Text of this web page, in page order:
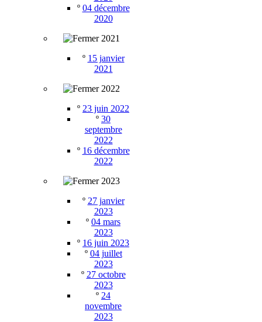
º 04 décembre
2020
2021
º 15 janvier
2021
2022
º 23 juin 2022
º 30
septembre
2022
º 16 décembre
2022
2023
º 27 janvier
2023
º 04 mars
2023
º 16 juin 2023
º 04 juillet
2023
º 27 octobre
2023
º 24
novembre
2023